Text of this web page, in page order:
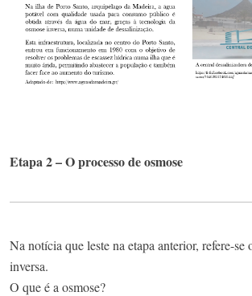
Etapa 2 – O processo de osmose
Na notícia que leste na etapa anterior, refere-se
inversa.
O que é a osmose?​